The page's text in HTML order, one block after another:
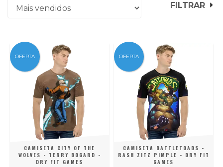
FILTRAR
OFERTA
CAMISETA CITY OF THE
WOLVES - TERRY BOGARD -
DRY FIT GAMES
OFERTA
CAMISETA BATTLETOADS -
RASH ZITZ PIMPLE - DRY FIT
GAMES